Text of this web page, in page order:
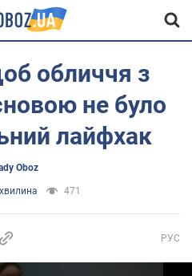
обличчя з
не було
лайфхак
Oboz
471
РУС